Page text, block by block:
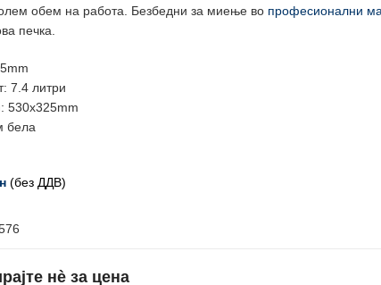
обем на работа. Безбедни за миење во професионални
печка.
7.4 литри
530x325mm
бела
(без ДДВ)
нè за цена